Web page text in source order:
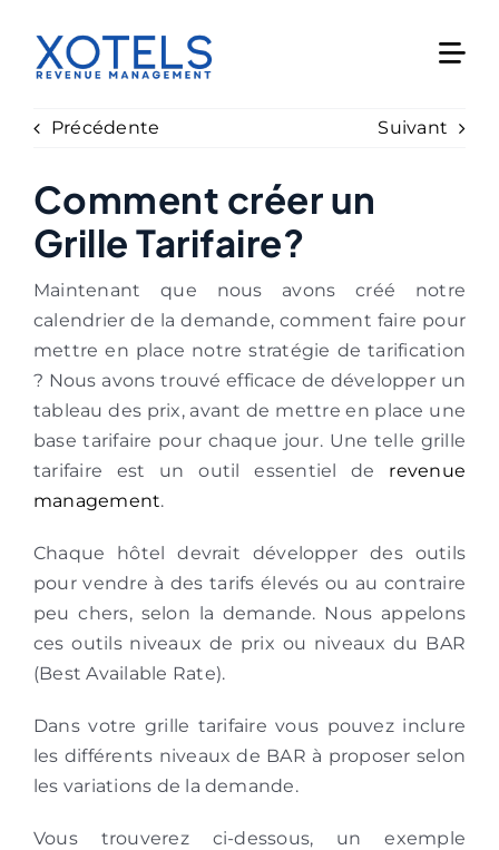
content
Précédente Suivant
Comment créer un
Grille Tarifaire?
Maintenant que nous avons créé notre
calendrier de la demande, comment faire pour
mettre en place notre stratégie de tarification
? Nous avons trouvé efficace de développer un
tableau des prix, avant de mettre en place une
base tarifaire pour chaque jour. Une telle grille
tarifaire est un outil essentiel de revenue
management.
Chaque hôtel devrait développer des outils
pour vendre à des tarifs élevés ou au contraire
peu chers, selon la demande. Nous appelons
ces outils niveaux de prix ou niveaux du BAR
(Best Available Rate).
Dans votre grille tarifaire vous pouvez inclure
les différents niveaux de BAR à proposer selon
les variations de la demande.
Vous trouverez ci-dessous, un exemple